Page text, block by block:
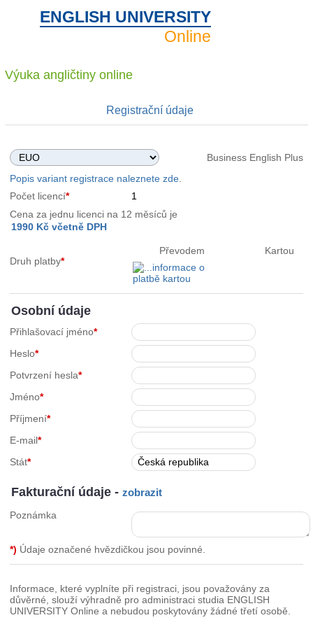
ENGLISH UNIVERSITY
Online
Výuka angličtiny online
Registrační údaje
Business English Plus
Popis variant registrace naleznete zde
Počet licencí*
Cena za jednu licenci na 12 měsíců je
Druh platby*
Převodem Kartou
Osobní údaje
Přihlašovací jméno*
Heslo*
Potvrzení hesla*
Jméno*
Příjmení*
E-mail*
Stát*
Fakturační údaje - zobrazit
Poznámka
*) Údaje označené hvězdičkou jsou povinné.
Informace, které vyplníte při registraci, jsou považovány za
důvěrné, slouží výhradně pro administraci studia ENGLISH
UNIVERSITY Online a nebudou poskytovány žádné třetí osobě.